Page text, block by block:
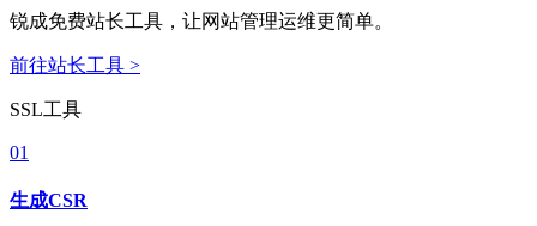
锐成免费站长工具，让网站管理运维更简单。
前往站长工具 >
SSL工具
01
生成CSR